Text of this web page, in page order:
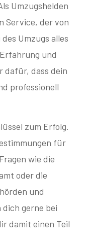
Umzugshelden
Service, der von
Umzugs alles
und
dafür, dass dein
professionell
zum Erfolg.
für
wie die
oder die
und
gerne bei
damit einen Teil